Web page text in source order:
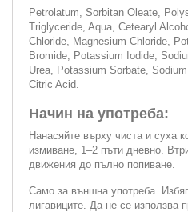
Petrolatum, Sorbitan Oleate,
Triglyceride, Aqua, Cetearyl
Chloride, Magnesium Chloride,
Bromide, Potassium Iodide,
Urea, Potassium Sorbate,
Citric Acid.
Начин на употреба:
Нанасяйте върху чиста и суха
измиване, 1–2 пъти дневно.
движения до пълно попиване.
Само за външна употреба.
лигавиците. Да не се използва